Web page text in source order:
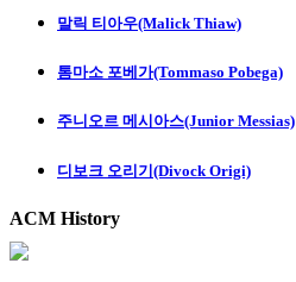
말릭 티아우(Malick Thiaw)
톰마소 포베가(Tommaso Pobega)
주니오르 메시아스(Junior Messias)
디보크 오리기(Divock Origi)
ACM History